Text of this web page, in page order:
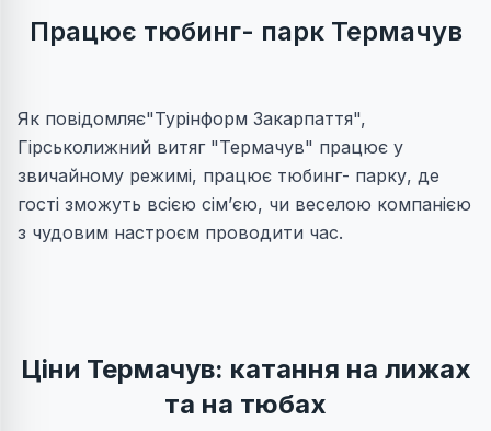
Працює тюбинг- парк Термачув
Як повідомляє"Турінформ Закарпаття",
Гірськолижний витяг "Термачув" працює у
звичайному режимі, працює тюбинг- парку, де
гості зможуть всією сім’єю, чи веселою компанією
з чудовим настроєм проводити час.
Ціни Термачув: катання на лижах
та на тюбах